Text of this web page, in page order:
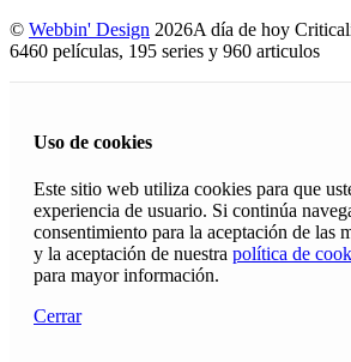
© Webbin' Design 2026A día de hoy
6460 películas, 195 series y 960 articulos
Uso de cookies
Este sitio web utiliza cookies para que
experiencia de usuario. Si continúa
consentimiento para la aceptación de las
y la aceptación de nuestra política de
para mayor información.
Cerrar